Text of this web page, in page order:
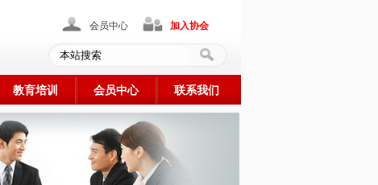
会员中心 加入协会
教育培训 会员中心 联系我们